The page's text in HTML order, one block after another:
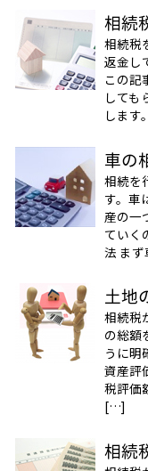
相続
相続税
返金し
この記
しても
しま
車の
相続を
す。車
産の一
ていく
法 ま
土地
相続税
の総額
うに明
資産評
税評価
[…]
相続